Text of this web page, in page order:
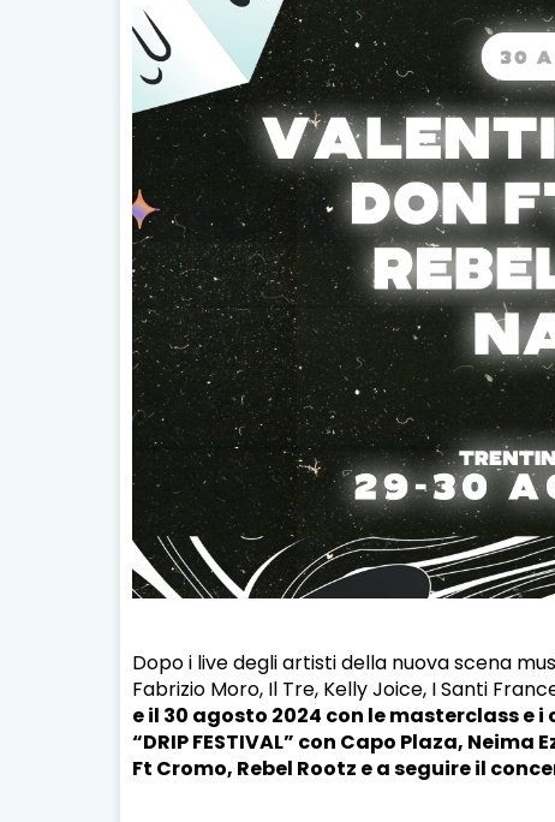
Dopo i live degli artisti della nuova scena
Fabrizio Moro, Il Tre, Kelly Joice, I Santi
e il 30 agosto 2024 con le masterclass
“DRIP FESTIVAL” con Capo Plaza, Neima
Ft Cromo, Rebel Rootz e a seguire il